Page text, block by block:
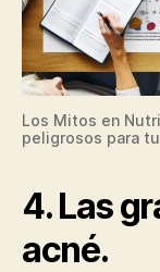
Los Mitos en
peligrosos para
4. Las
acné.